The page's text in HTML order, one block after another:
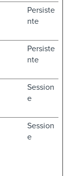
Persiste
nte
Persiste
nte
Session
e
Session
e